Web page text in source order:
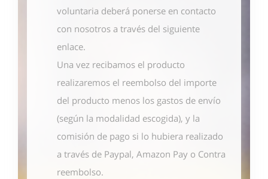
voluntaria deberá ponerse en contacto
con nosotros a través del siguiente
enlace.
Una vez recibamos el producto
realizaremos el reembolso del importe
del producto menos los gastos de envío
(según la modalidad escogida), y la
comisión de pago si lo hubiera realizado
a través de Paypal, Amazon Pay o Contra
reembolso.